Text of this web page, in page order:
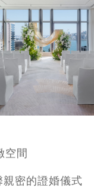
空間
密的證婚儀式